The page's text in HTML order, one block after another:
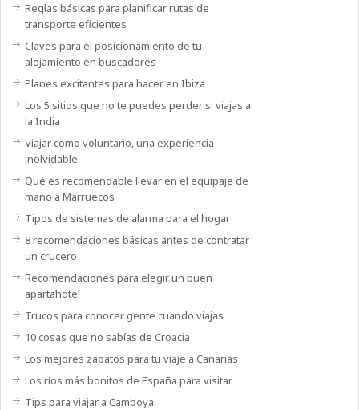
Reglas básicas para planificar rutas de
transporte eficientes
Claves para el posicionamiento de tu
alojamiento en buscadores
Planes excitantes para hacer en Ibiza
Los 5 sitios que no te puedes perder si viajas a
la India
Viajar como voluntario, una experiencia
inolvidable
Qué es recomendable llevar en el equipaje de
mano a Marruecos
Tipos de sistemas de alarma para el hogar
8 recomendaciones básicas antes de contratar
un crucero
Recomendaciones para elegir un buen
apartahotel
Trucos para conocer gente cuando viajas
10 cosas que no sabías de Croacia
Los mejores zapatos para tu viaje a Canarias
Los ríos más bonitos de España para visitar
Tips para viajar a Camboya